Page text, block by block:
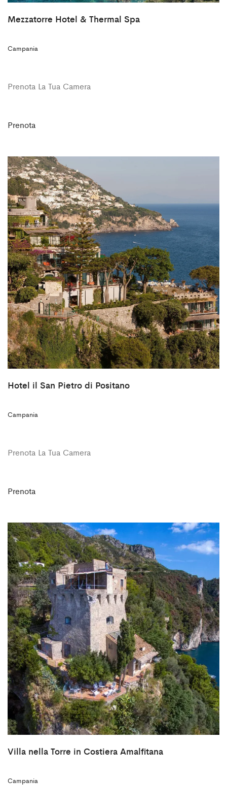
Mezzatorre Hotel & Thermal Spa
Campania
Prenota La Tua Camera
Prenota
Hotel il San Pietro di Positano
Campania
Prenota La Tua Camera
Prenota
Villa nella Torre in Costiera Amalfitana
Campania